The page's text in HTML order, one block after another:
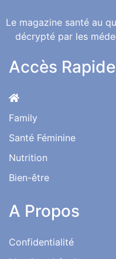
Le magazine santé au
décrypté par les
Accès Rapide
Family
Santé Féminine
Nutrition
Bien-être
A Propos
Confidentialité